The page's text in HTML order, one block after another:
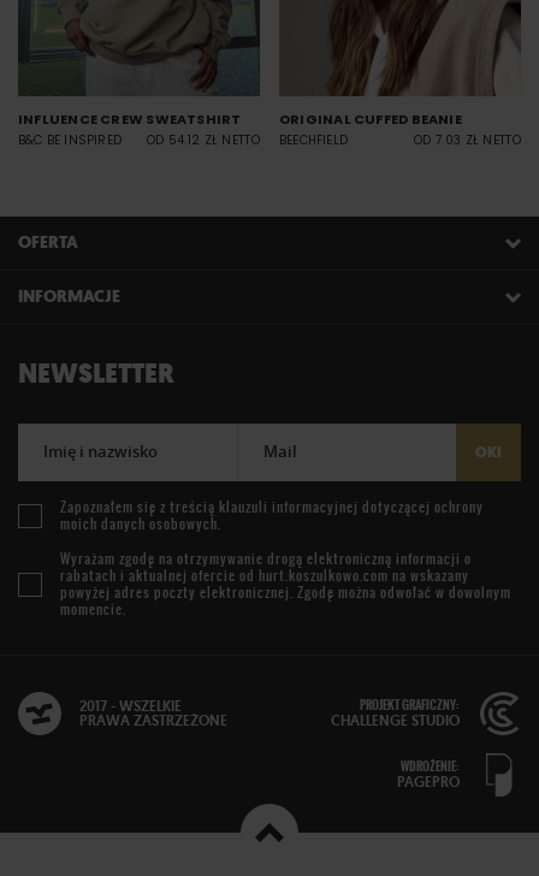
INFLUENCE CREW SWEATSHIRT
B&C BE INSPIRED OD 54.12 ZŁ NETTO
ORIGINAL CUFFED BEANIE
BEECHFIELD OD 7.03 ZŁ NETTO
OFERTA
INFORMACJE
NEWSLETTER
Imię i nazwisko Mail OK!
Zapoznałem się z treścią klauzuli informacyjnej dotyczącej ochrony
moich danych osobowych.
Wyrażam zgodę na otrzymywanie drogą elektroniczną informacji o
rabatach i aktualnej ofercie od hurt.koszulkowo.com na wskazany
powyżej adres poczty elektronicznej. Zgodę można odwołać w dowolnym
momencie.
2017 - WSZELKIE
PRAWA ZASTRZEŻONE
PROJEKT GRAFICZNY:
CHALLENGE STUDIO
WDROŻENIE:
PAGEPRO